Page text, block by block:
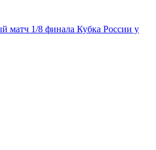
матч 1/8 финала Кубка России у